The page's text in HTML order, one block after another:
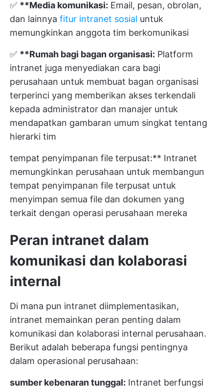
✅ **Media komunikasi: Email, pesan, obrolan,
dan lainnya fitur intranet sosial untuk
memungkinkan anggota tim berkomunikasi
✅ **Rumah bagi bagan organisasi: Platform
intranet juga menyediakan cara bagi
perusahaan untuk membuat bagan organisasi
terperinci yang memberikan akses terkendali
kepada administrator dan manajer untuk
mendapatkan gambaran umum singkat tentang
hierarki tim
tempat penyimpanan file terpusat:** Intranet
memungkinkan perusahaan untuk membangun
tempat penyimpanan file terpusat untuk
menyimpan semua file dan dokumen yang
terkait dengan operasi perusahaan mereka
Peran intranet dalam
komunikasi dan kolaborasi
internal
Di mana pun intranet diimplementasikan,
intranet memainkan peran penting dalam
komunikasi dan kolaborasi internal perusahaan.
Berikut adalah beberapa fungsi pentingnya
dalam operasional perusahaan:
sumber kebenaran tunggal: Intranet berfungsi